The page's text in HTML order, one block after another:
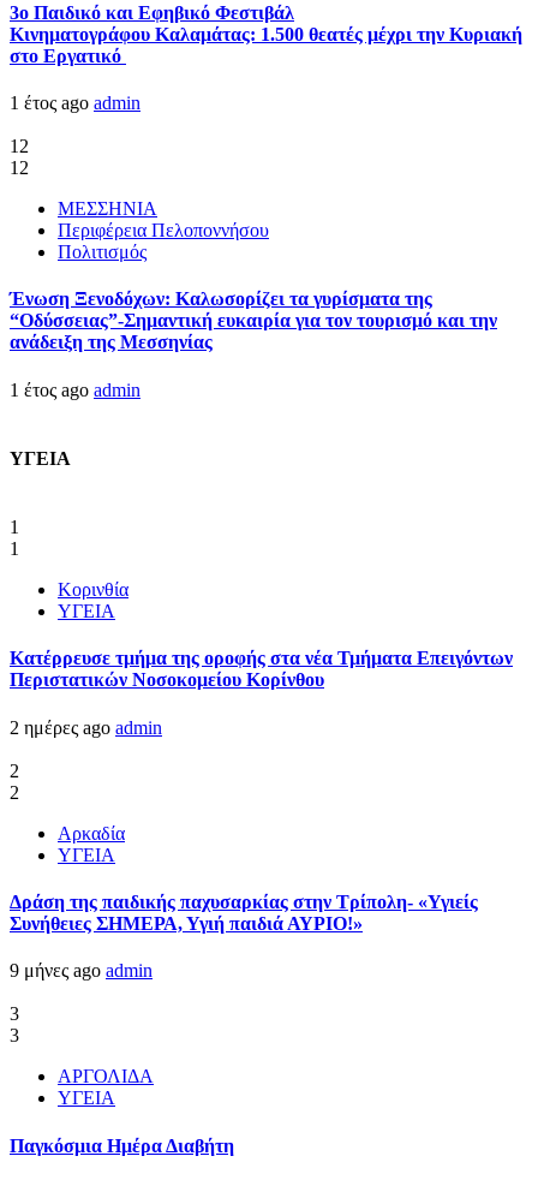
3ο Παιδικό και Εφηβικό Φεστιβάλ
Κινηματογράφου Καλαμάτας: 1.500 θεατές μέχρι την Κυριακή
στο Εργατικό
1 έτος ago admin
12
12
ΜΕΣΣΗΝΙΑ
Περιφέρεια Πελοποννήσου
Πολιτισμός
Ένωση Ξενοδόχων: Καλωσορίζει τα γυρίσματα της
“Οδύσσειας”-Σημαντική ευκαιρία για τον τουρισμό και την
ανάδειξη της Μεσσηνίας
1 έτος ago admin
ΥΓΕΙΑ
1
1
Κορινθία
ΥΓΕΙΑ
Kατέρρευσε τμήμα της οροφής στα νέα Τμήματα Επειγόντων
Περιστατικών Νοσοκομείου Κορίνθου
2 ημέρες ago admin
2
2
Αρκαδία
ΥΓΕΙΑ
Δράση της παιδικής παχυσαρκίας στην Τρίπολη- «Υγιείς
Συνήθειες ΣΗΜΕΡΑ, Υγιή παιδιά ΑΥΡΙΟ!»
9 μήνες ago admin
3
3
ΑΡΓΟΛΙΔΑ
ΥΓΕΙΑ
Παγκόσμια Ημέρα Διαβήτη